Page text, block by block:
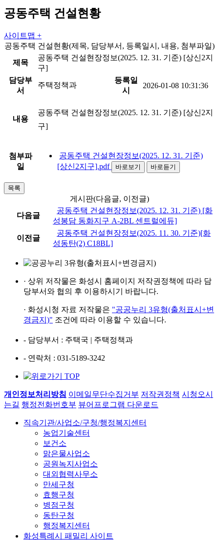
공동주택 건설현황
사이트맵 +
공동주택 건설현황(제목, 담당부서, 등록일시, 내용, 첨부파일)
제목
공동주택 건설현장정보(2025. 12. 31. 기준) [상신2지
구]
담당부
서
주택정책과
등록일
시
2026-01-08 10:31:36
내용
공동주택 건설현장정보(2025. 12. 31. 기준) [상신2지
구]
첨부파
일
공동주택 건설현장정보(2025. 12. 31. 기준)
[상신2지구].pdf
바로보기 바로듣기
목록
게시판(다음글, 이전글)
다음글
공동주택 건설현장정보(2025. 12. 31. 기준) [화
성봉담 동화지구 A-2BL 센트럴에듀]
이전글
공동주택 건설현장정보(2025. 11. 30. 기준)[화
성동탄(2) C18BL]
· 상위 저작물은 화성시 홈페이지 저작권정책에 따라 담
당부서와 협의 후 이용하시기 바랍니다.
· 화성시청 자료 저작물은 "공공누리 3유형(출처표시+변
경금지)" 조건에 따라 이용할 수 있습니다.
- 담당부서 : 주택국 | 주택정책과
- 연락처 : 031-5189-3242
개인정보처리방침 이메일무단수집거부 저작권정책 시청오시
는길 행정전화번호부 뷰어프로그램 다운로드
직속기관/사업소/구청/행정복지센터
농업기술센터
보건소
맑은물사업소
공원녹지사업소
대외협력사무소
만세구청
효행구청
병점구청
동탄구청
행정복지센터
화성특례시 패밀리 사이트